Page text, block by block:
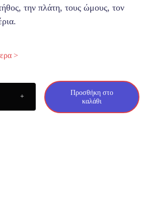
την πλάτη, τους ώμους, τον
.
>
Προσθήκη στο
καλάθι